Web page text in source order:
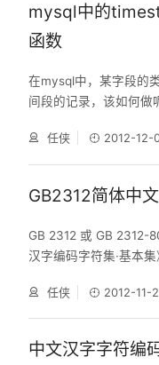
mysql中的
函数
在mysql中，某字段的
间段的记录，该如何
unixtime()函数 举例说
crib
任侠 2012-12-
GB2312简体中
GB 2312 或 GB 2312-
汉字编码字符集·基本
标准共收录6763个汉
了包括拉丁字母、希腊
任侠 2012-11-
中文汉字字符编